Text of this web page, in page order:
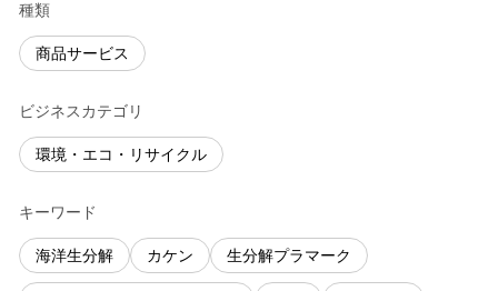
種類
商品サービス
ビジネスカテゴリ
環境・エコ・リサイクル
キーワード
海洋生分解 カケン 生分解プラマーク